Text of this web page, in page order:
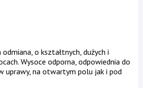
o kształtnych, dużych i
Wysoce odporna, odpowiednia do
uprawy, na otwartym polu jak i pod